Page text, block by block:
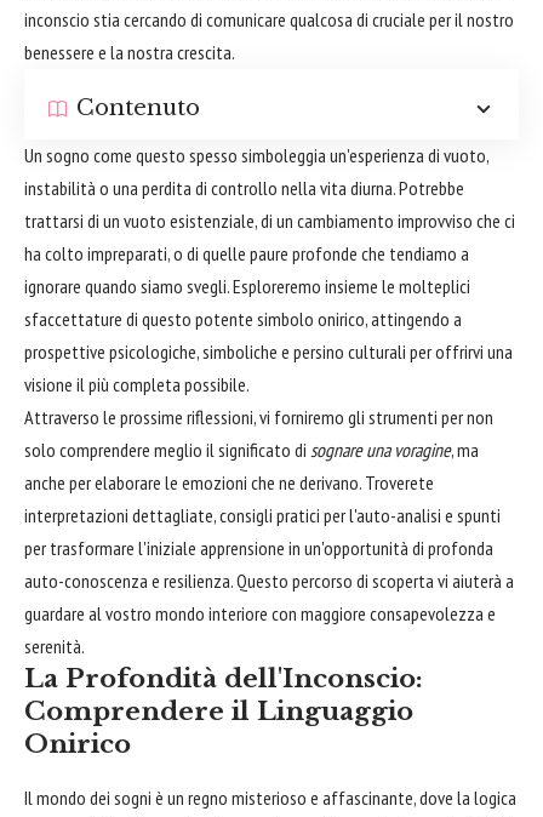
inconscio stia cercando di comunicare qualcosa di cruciale per il nostro
benessere e la nostra crescita.
Contenuto
Un sogno come questo spesso simboleggia un'esperienza di vuoto,
instabilità o una perdita di controllo nella vita diurna. Potrebbe
trattarsi di un vuoto esistenziale, di un cambiamento improvviso che ci
ha colto impreparati, o di quelle paure profonde che tendiamo a
ignorare quando siamo svegli. Esploreremo insieme le molteplici
sfaccettature di questo potente simbolo onirico, attingendo a
prospettive psicologiche, simboliche e persino culturali per offrirvi una
visione il più completa possibile.
Attraverso le prossime riflessioni, vi forniremo gli strumenti per non
solo comprendere meglio il significato di sognare una voragine, ma
anche per elaborare le emozioni che ne derivano. Troverete
interpretazioni dettagliate, consigli pratici per l'auto-analisi e spunti
per trasformare l'iniziale apprensione in un'opportunità di profonda
auto-conoscenza e resilienza. Questo percorso di scoperta vi aiuterà a
guardare al vostro mondo interiore con maggiore consapevolezza e
serenità.
La Profondità dell'Inconscio:
Comprendere il Linguaggio
Onirico
Il mondo dei sogni è un regno misterioso e affascinante, dove la logica